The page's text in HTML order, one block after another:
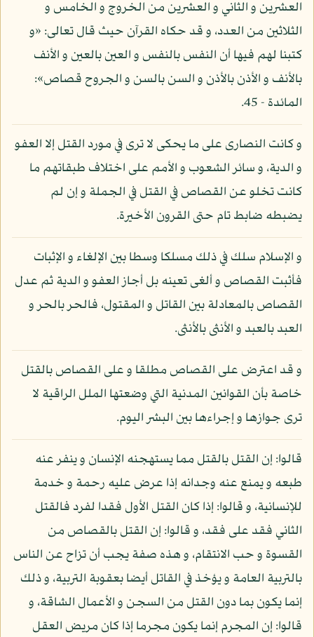
العشرين و الثاني و العشرين من الخروج و الخامس و
الثلاثين من العدد، و قد حكاه القرآن حيث قال تعالى: «و
كتبنا لهم فيها أن النفس بالنفس و العين بالعين و الأنف
بالأنف و الأذن بالأذن و السن بالسن و الجروح قصاص»:
المائدة - 45.
و كانت النصارى على ما يحكى لا ترى في مورد القتل إلا العفو
و الدية، و سائر الشعوب و الأمم على اختلاف طبقاتهم ما
كانت تخلو عن القصاص في القتل في الجملة و إن لم
يضبطه ضابط تام حتى القرون الأخيرة.
و الإسلام سلك في ذلك مسلكا وسطا بين الإلغاء و الإثبات
فأثبت القصاص و ألغى تعينه بل أجاز العفو و الدية ثم عدل
القصاص بالمعادلة بين القاتل و المقتول، فالحر بالحر و
العبد بالعبد و الأنثى بالأنثى.
و قد اعترض على القصاص مطلقا و على القصاص بالقتل
خاصة بأن القوانين المدنية التي وضعتها الملل الراقية لا
ترى جوازها و إجراءها بين البشر اليوم.
قالوا: إن القتل بالقتل مما يستهجنه الإنسان و ينفر عنه
طبعه و يمنع عنه وجدانه إذا عرض عليه رحمة و خدمة
للإنسانية، و قالوا: إذا كان القتل الأول فقدا لفرد فالقتل
الثاني فقد على فقد، و قالوا: إن القتل بالقصاص من
القسوة و حب الانتقام، و هذه صفة يجب أن تزاح عن الناس
بالتربية العامة و يؤخذ في القاتل أيضا بعقوبة التربية، و ذلك
إنما يكون بما دون القتل من السجن و الأعمال الشاقة، و
قالوا: إن المجرم إنما يكون مجرما إذا كان مريض العقل